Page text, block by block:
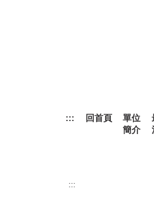
::: 回首頁
單位
簡介
:::